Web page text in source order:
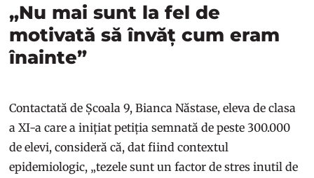
„Nu mai sunt la fel de
motivată să învăț cum eram
înainte”
Contactată de Școala 9, Bianca Năstase, eleva de clasa
a XI-a care a inițiat petiția semnată de peste 300.000
de elevi, consideră că, dat fiind contextul
epidemiologic, „tezele sunt un factor de stres inutil de